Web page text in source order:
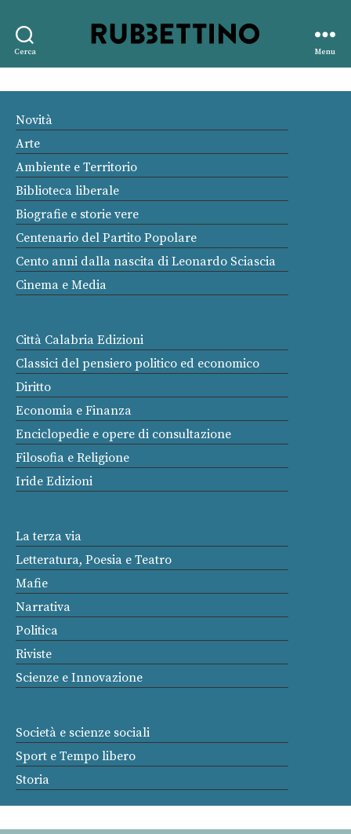
Cerca
editore
Menu
Novità
Arte
Ambiente e Territorio
Biblioteca liberale
Biografie e storie vere
Centenario del Partito Popolare
Cento anni dalla nascita di Leonardo Sciascia
Cinema e Media
Città Calabria Edizioni
Classici del pensiero politico ed economico
Diritto
Economia e Finanza
Enciclopedie e opere di consultazione
Filosofia e Religione
Iride Edizioni
La terza via
Letteratura, Poesia e Teatro
Mafie
Narrativa
Politica
Riviste
Scienze e Innovazione
Società e scienze sociali
Sport e Tempo libero
Storia